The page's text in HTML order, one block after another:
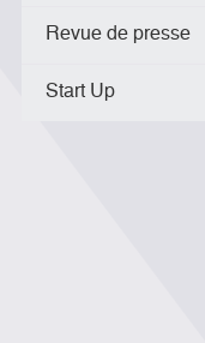
Revue de presse
Start Up